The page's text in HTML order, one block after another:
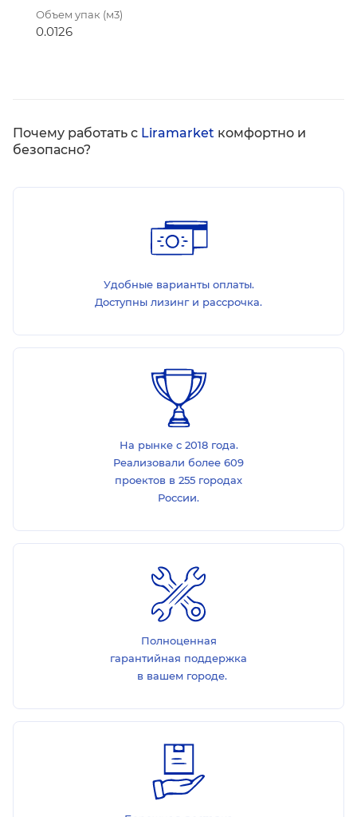
Объем упак (м3)
0.0126
Почему работать с Liramarket комфортно и
безопасно?
Удобные варианты оплаты.
Доступны лизинг и рассрочка.
На рынке с 2018 года.
Реализовали более 609
проектов в 255 городах
России.
Полноценная
гарантийная поддержка
в вашем городе.